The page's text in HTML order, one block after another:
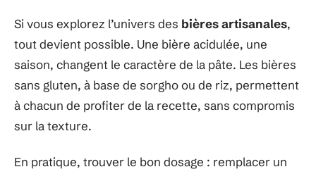
Si vous explorez l’univers des bières artisanales,
tout devient possible. Une bière acidulée, une
saison, changent le caractère de la pâte. Les bières
sans gluten, à base de sorgho ou de riz, permettent
à chacun de profiter de la recette, sans compromis
sur la texture.
En pratique, trouver le bon dosage : remplacer un